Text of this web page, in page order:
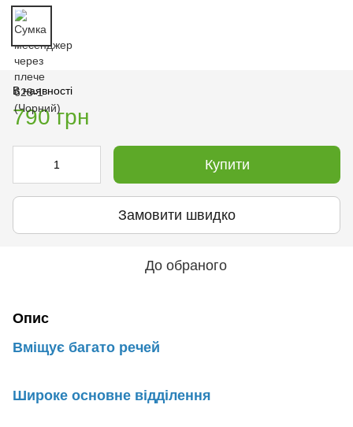
В наявності
790 грн
Купити
Замовити швидко
До обраного
Опис
Вміщує багато речей
Широке основне відділення